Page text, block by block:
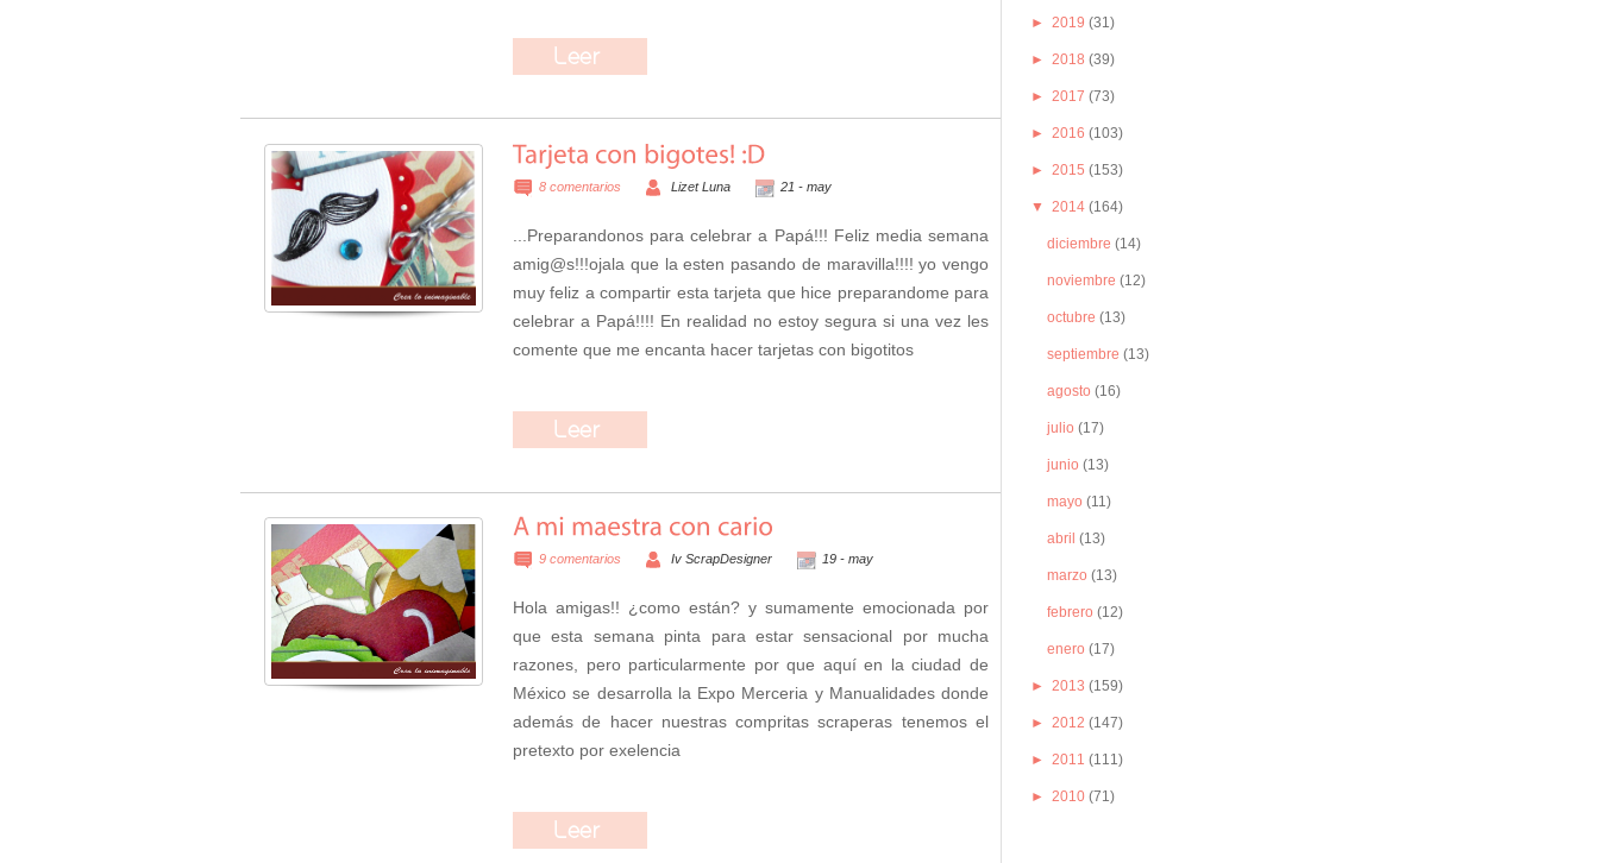
8 comentarios Lizet Luna 21 - may
...Preparandonos para celebrar a Papá!!! Feliz media semana
amig@s!!!ojala que la esten pasando de maravilla!!!! yo vengo
muy feliz a compartir esta tarjeta que hice preparandome para
celebrar a Papá!!!! En realidad no estoy segura si una vez les
comente que me encanta hacer tarjetas con bigotitos
9 comentarios Iv ScrapDesigner 19 - may
Hola amigas!! ¿como están? y sumamente emocionada por
que esta semana pinta para estar sensacional por mucha
razones, pero particularmente por que aquí en la ciudad de
México se desarrolla la Expo Merceria y Manualidades donde
además de hacer nuestras compritas scraperas tenemos el
pretexto por exelencia
► 2019 (31)
► 2018 (39)
► 2017 (73)
► 2016 (103)
► 2015 (153)
▼ 2014 (164)
diciembre (14)
noviembre (12)
octubre (13)
septiembre (13)
agosto (16)
julio (17)
junio (13)
mayo (11)
abril (13)
marzo (13)
febrero (12)
enero (17)
► 2013 (159)
► 2012 (147)
► 2011 (111)
► 2010 (71)